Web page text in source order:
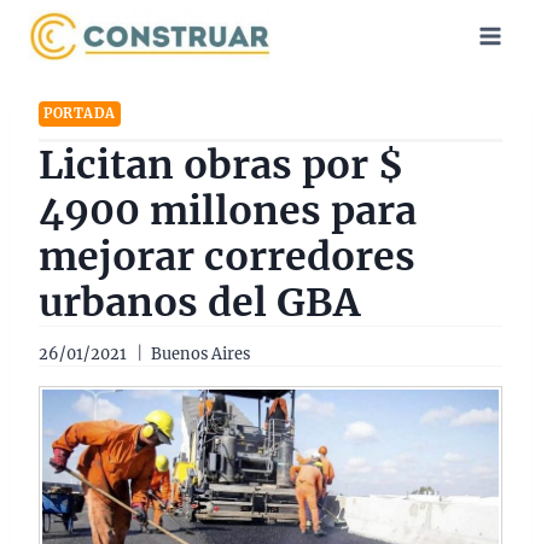
Saltar
PORTADA
Licitan obras por $
4900 millones para
mejorar corredores
urbanos del GBA
26/01/2021 Buenos Aires